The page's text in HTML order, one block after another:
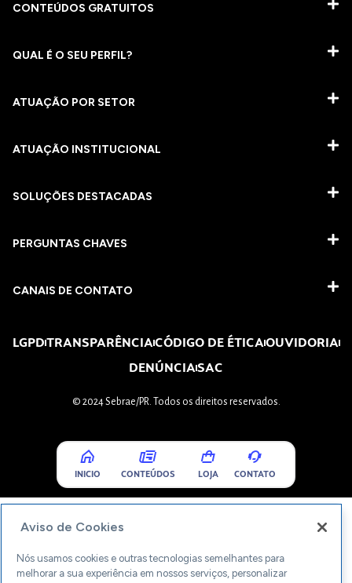
CONTEÚDOS GRATUITOS
QUAL É O SEU PERFIL?
ATUAÇÃO POR SETOR
ATUAÇÃO INSTITUCIONAL
SOLUÇÕES DESTACADAS
PERGUNTAS CHAVES​
CANAIS DE CONTATO
LGPDTRANSPARÊNCIACÓDIGO DE ÉTICAOUVIDORIA
DENÚNCIASAC
© 2024 Sebrae/PR. Todos os direitos reservados.
INICIO CONTEÚDOS LOJA CONTATO
Aviso de Cookies
Nós usamos cookies e outras tecnologias semelhantes para
melhorar a sua experiência em nossos serviços, personalizar